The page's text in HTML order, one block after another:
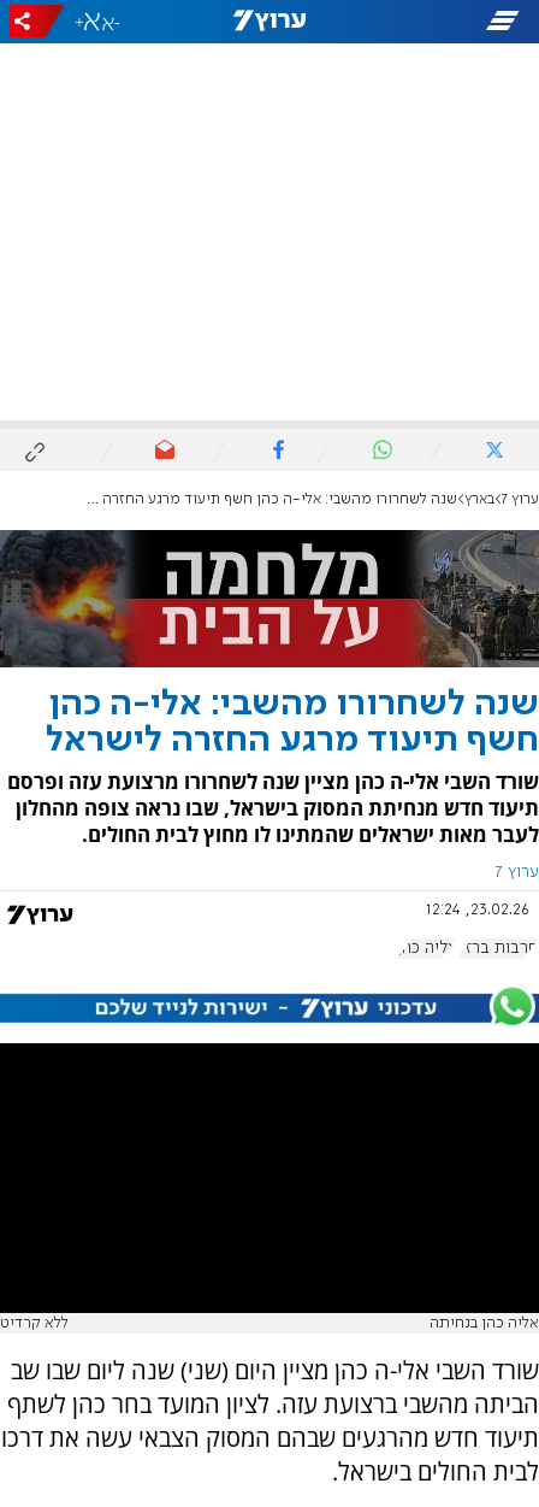
-
+
ערוץ 7 בארץ שנה לשחרורו מהשבי: אלי-ה כהן חשף תיעוד מרגע החזרה לישראל
שנה לשחרורו מהשבי: אלי-ה כהן
חשף תיעוד מרגע החזרה לישראל
שורד השבי אלי-ה כהן מציין שנה לשחרורו מרצועת עזה ופרסם
תיעוד חדש מנחיתת המסוק בישראל, שבו נראה צופה מהחלון
לעבר מאות ישראלים שהמתינו לו מחוץ לבית החולים.
ערוץ 7
23.02.26, 12:24
חרבות ברזל אליה כהן
אליה כהן בנחיתה ללא קרדיט
שורד השבי אלי-ה כהן מציין היום (שני) שנה ליום שבו שב
הביתה מהשבי ברצועת עזה. לציון המועד בחר כהן לשתף
תיעוד חדש מהרגעים שבהם המסוק הצבאי עשה את דרכו
לבית החולים בישראל.